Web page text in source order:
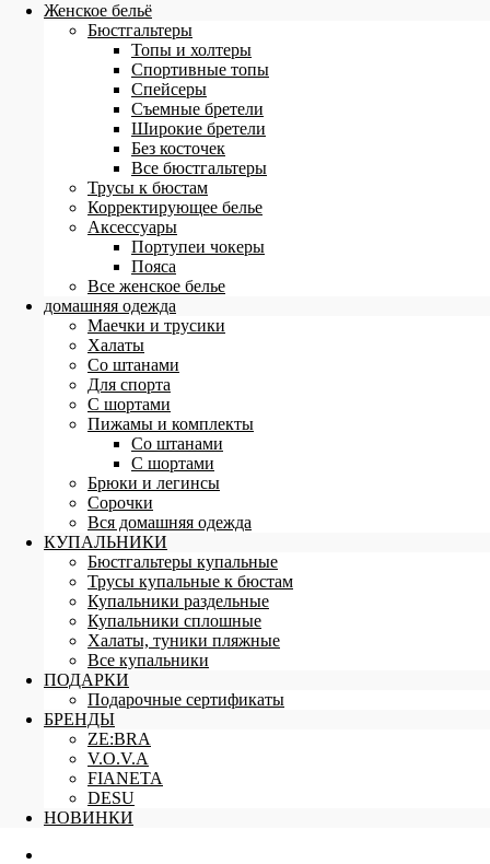
Женское бельё
Бюстгальтеры
Топы и холтеры
Спортивные топы
Спейсеры
Съемные бретели
Широкие бретели
Без косточек
Все бюстгальтеры
Трусы к бюстам
Корректирующее белье
Аксессуары
Портупеи чокеры
Пояса
Все женское белье
домашняя одежда
Маечки и трусики
Халаты
Со штанами
Для спорта
С шортами
Пижамы и комплекты
Со штанами
С шортами
Брюки и легинсы
Сорочки
Вся домашняя одежда
КУПАЛЬНИКИ
Бюстгальтеры купальные
Трусы купальные к бюстам
Купальники раздельные
Купальники сплошные
Халаты, туники пляжные
Все купальники
ПОДАРКИ
Подарочные сертификаты
БРЕНДЫ
ZE:BRA
V.O.V.A
FIANETA
DESU
НОВИНКИ